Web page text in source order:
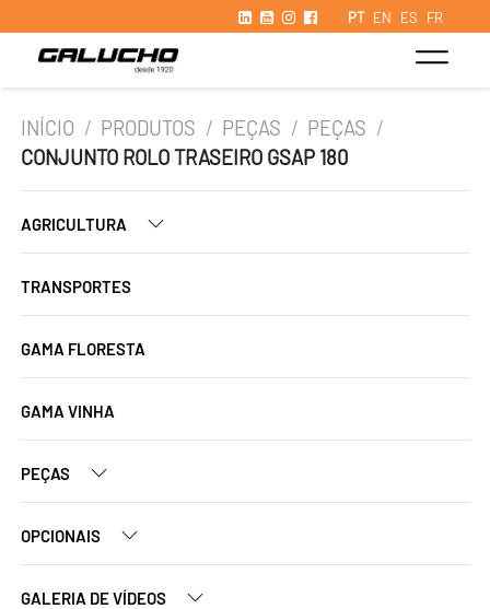
PT EN ES FR
INÍCIO / PRODUTOS / PEÇAS / PEÇAS /
CONJUNTO ROLO TRASEIRO GSAP 180
AGRICULTURA
TRANSPORTES
GAMA FLORESTA
GAMA VINHA
PEÇAS
OPCIONAIS
GALERIA DE VÍDEOS